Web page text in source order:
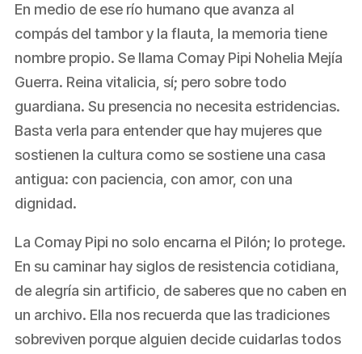
En medio de ese río humano que avanza al
compás del tambor y la flauta, la memoria tiene
nombre propio. Se llama Comay Pipi Nohelia Mejía
Guerra. Reina vitalicia, sí; pero sobre todo
guardiana. Su presencia no necesita estridencias.
Basta verla para entender que hay mujeres que
sostienen la cultura como se sostiene una casa
antigua: con paciencia, con amor, con una
dignidad.
La Comay Pipi no solo encarna el Pilón; lo protege.
En su caminar hay siglos de resistencia cotidiana,
de alegría sin artificio, de saberes que no caben en
un archivo. Ella nos recuerda que las tradiciones
sobreviven porque alguien decide cuidarlas todos